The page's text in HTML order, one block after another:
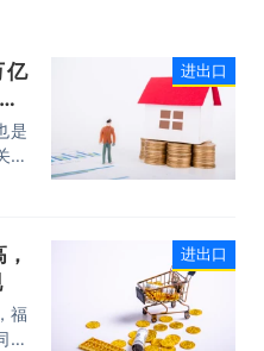
亿
”
是
键
显
劲
进出口
福
比
进出口